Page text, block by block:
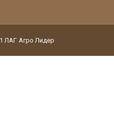
ЛАГ Агро Лидер